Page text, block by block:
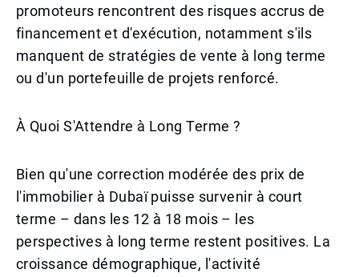
promoteurs rencontrent des risques accrus de
financement et d'exécution, notamment s'ils
manquent de stratégies de vente à long terme
ou d'un portefeuille de projets renforcé.
À Quoi S'Attendre à Long Terme ?
Bien qu'une correction modérée des prix de
l'immobilier à Dubaï puisse survenir à court
terme – dans les 12 à 18 mois – les
perspectives à long terme restent positives. La
croissance démographique, l'activité